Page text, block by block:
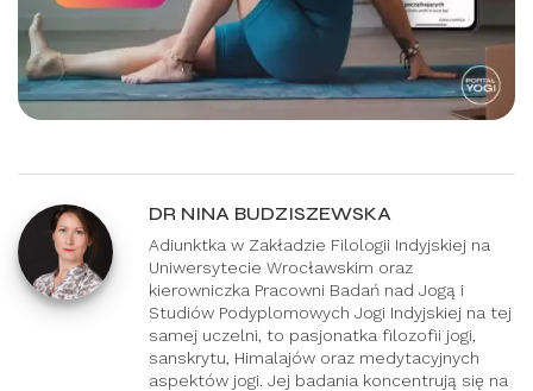
DR NINA BUDZISZEWSKA
Adiunktka w Zakładzie Filologii Indyjskiej na
Uniwersytecie Wrocławskim oraz
kierowniczka Pracowni Badań nad Jogą i
Studiów Podyplomowych Jogi Indyjskiej na tej
samej uczelni, to pasjonatka filozofii jogi,
sanskrytu, Himalajów oraz medytacyjnych
aspektów jogi. Jej badania koncentrują się na